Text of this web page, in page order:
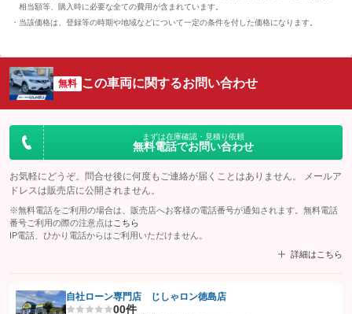
相当額等、購入時に必要な全ての費用が含まれています。
当該価格は、登録等の時期や地域などについて一定の条件を付した価格になります。
無料 この車両に関するお問い合わせ
まずは在庫確認・見積り依頼
無料電話でお問い合わせ
お気軽にどうぞ。問合せ後に何度もご連絡が届くことはありません。 メールア
ドレスは販売店に公開されません。
※無料電話をご利用の場合は、販売店へお客様の電話番号が通知されます。無料電話
番号ご利用の際の注意点は こちら
IP電話、ひかり電話からはご利用いただけません。
詳細はこちら
自社ローン専門店 じしゃロン徳島店
00件